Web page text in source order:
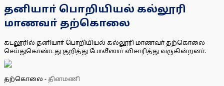
தனியாா் பொறியியல் கல்லூரி
மாணவா் தற்கொலை
கடலூரில் தனியாா் பொறியியல் கல்லூரி மாணவா் தற்கொலை
செய்துகொண்டது குறித்து போலீஸாா் விசாரித்து வருகின்றனா்.
தற்கொலை - தினமணி